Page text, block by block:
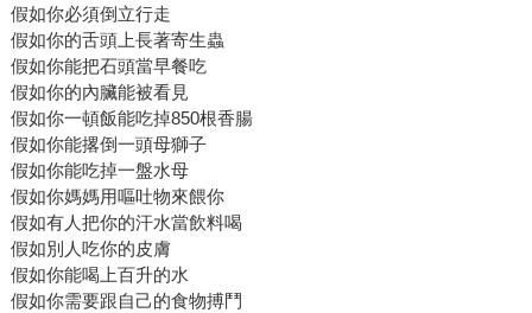
假如你必須倒立行走
假如你的舌頭上長著寄生蟲
假如你能把石頭當早餐吃
假如你的內臟能被看見
假如你一頓飯能吃掉850根香腸
假如你能撂倒一頭母獅子
假如你能吃掉一盤水母
假如你媽媽用嘔吐物來餵你
假如有人把你的汗水當飲料喝
假如別人吃你的皮膚
假如你能喝上百升的水
假如你需要跟自己的食物搏鬥